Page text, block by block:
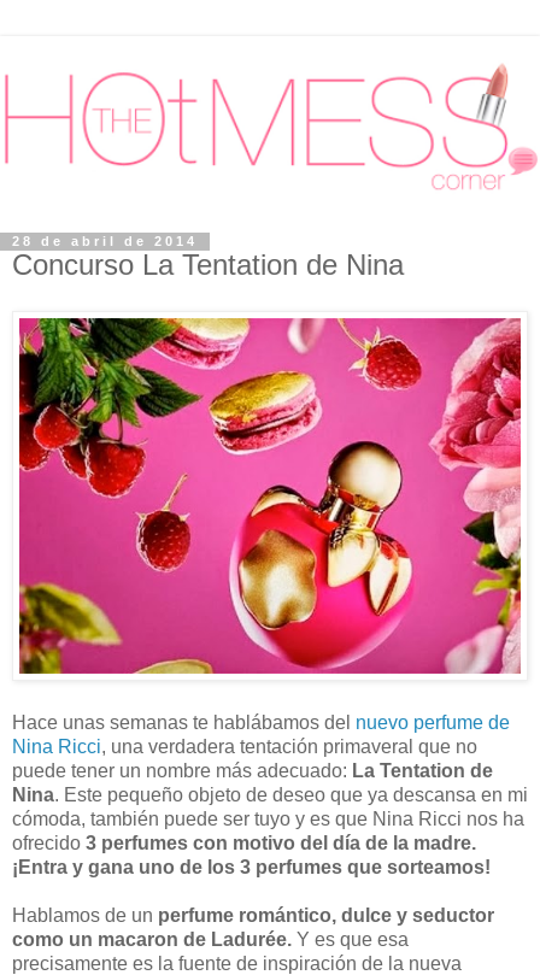
28 de abril de 2014
Concurso La Tentation de Nina
Hace unas semanas te hablábamos del nuevo perfume de
Nina Ricci, una verdadera tentación primaveral que no
puede tener un nombre más adecuado: La Tentation de
Nina. Este pequeño objeto de deseo que ya descansa en mi
cómoda, también puede ser tuyo y es que Nina Ricci nos ha
ofrecido 3 perfumes con motivo del día de la madre.
¡Entra y gana uno de los 3 perfumes que sorteamos!
Hablamos de un perfume romántico, dulce y seductor
como un macaron de Ladurée. Y es que esa
precisamente es la fuente de inspiración de la nueva